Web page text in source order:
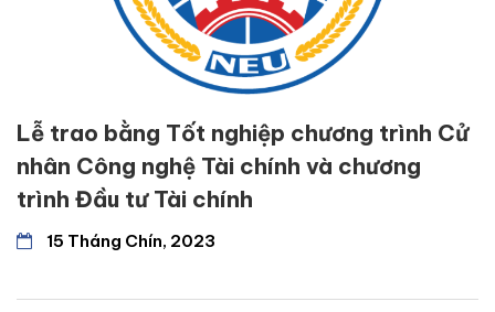
Lễ trao bằng Tốt nghiệp chương trình Cử
nhân Công nghệ Tài chính và chương
trình Đầu tư Tài chính
15 Tháng Chín, 2023